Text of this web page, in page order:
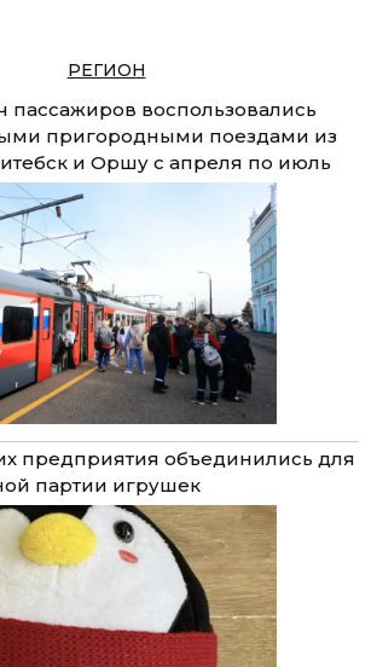
РЕГИОН
пассажиров воспользовались
пригородными поездами из
и Оршу с апреля по июль
предприятия объединились для
партии игрушек